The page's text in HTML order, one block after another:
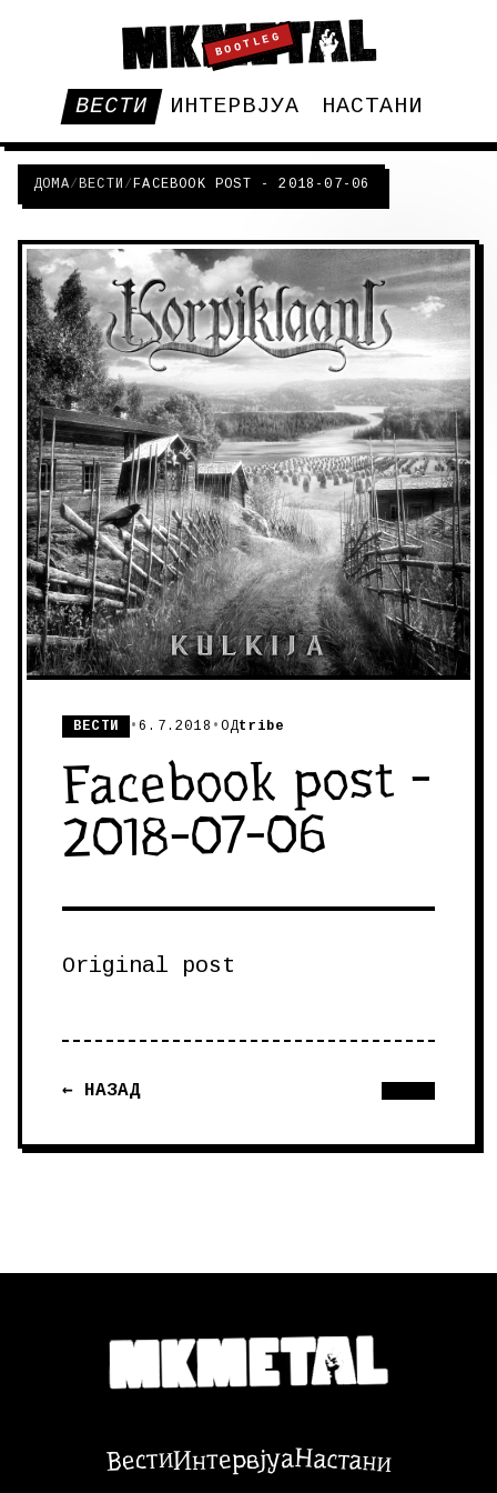
BOOTLEG
ВЕСТИ ИНТЕРВЈУА НАСТАНИ
ДОМА/ВЕСТИ /FACEBOOK POST - 2018-07-06
ВЕСТИ •6.7.2018 •ОДtribe
Facebook post -
2018-07-06
Original post
← НАЗАД
ВестиИнтервјуаНастани